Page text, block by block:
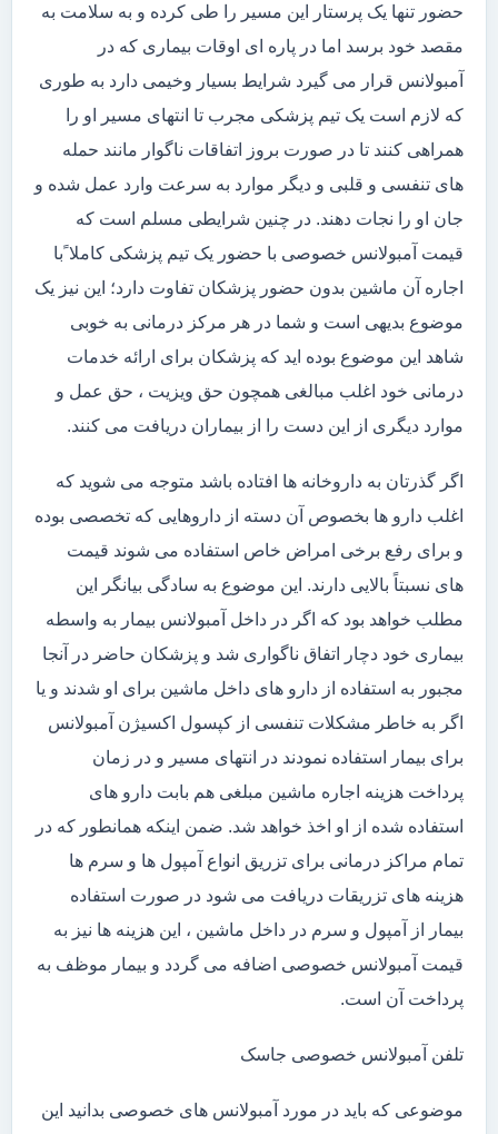
حضور تنها یک پرستار این مسیر را طی کرده و به سلامت به
مقصد خود برسد اما در پاره ای اوقات بیماری که در
آمبولانس قرار می گیرد شرایط بسیار وخیمی دارد به طوری
که لازم است یک تیم پزشکی مجرب تا انتهای مسیر او را
همراهی کنند تا در صورت بروز اتفاقات ناگوار مانند حمله
های تنفسی و قلبی و دیگر موارد به سرعت وارد عمل شده و
جان او را نجات دهند. در چنین شرایطی مسلم است که
قیمت آمبولانس خصوصی با حضور یک تیم پزشکی کاملا ًبا
اجاره آن ماشین بدون حضور پزشکان تفاوت دارد؛ این نیز یک
موضوع بدیهی است و شما در هر مرکز درمانی به خوبی
شاهد این موضوع بوده اید که پزشکان برای ارائه خدمات
درمانی خود اغلب مبالغی همچون حق ویزیت ، حق عمل و
موارد دیگری از این دست را از بیماران دریافت می کنند.
اگر گذرتان به داروخانه ها افتاده باشد متوجه می شوید که
اغلب دارو ها بخصوص آن دسته از داروهایی که تخصصی بوده
و برای رفع برخی امراض خاص استفاده می شوند قیمت
های نسبتاً بالایی دارند. این موضوع به سادگی بیانگر این
مطلب خواهد بود که اگر در داخل آمبولانس بیمار به واسطه
بیماری خود دچار اتفاق ناگواری شد و پزشکان حاضر در آنجا
مجبور به استفاده از دارو های داخل ماشین برای او شدند و یا
اگر به خاطر مشکلات تنفسی از کپسول اکسیژن آمبولانس
برای بیمار استفاده نمودند در انتهای مسیر و در زمان
پرداخت هزینه اجاره ماشین مبلغی هم بابت دارو های
استفاده شده از او اخذ خواهد شد. ضمن اینکه همانطور که در
تمام مراکز درمانی برای تزریق انواع آمپول ها و سرم ها
هزینه های تزریقات دریافت می شود در صورت استفاده
بیمار از آمپول و سرم در داخل ماشین ، این هزینه ها نیز به
قیمت آمبولانس خصوصی اضافه می گردد و بیمار موظف به
پرداخت آن است.
تلفن آمبولانس خصوصی جاسک
موضوعی که باید در مورد آمبولانس های خصوصی بدانید این